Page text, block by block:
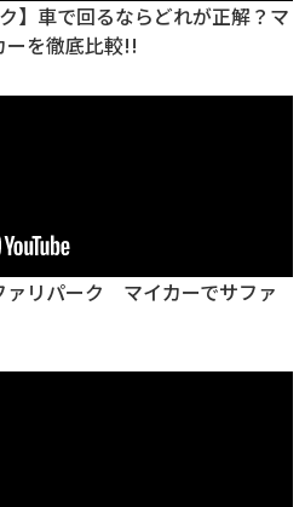
】車で回るならどれが正解？マ
ーを徹底比較!!
ァリパーク マイカーでサファ